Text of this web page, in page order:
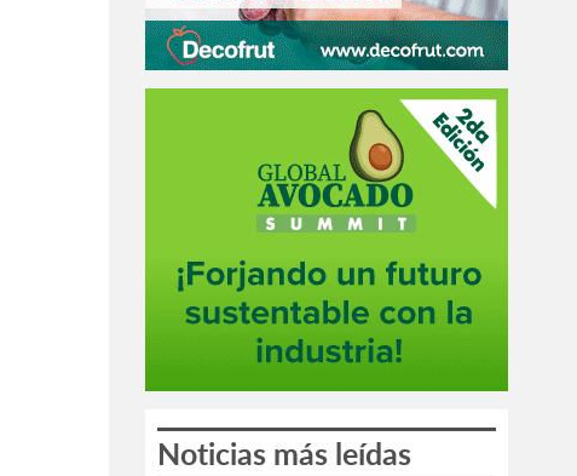
Noticias más leídas